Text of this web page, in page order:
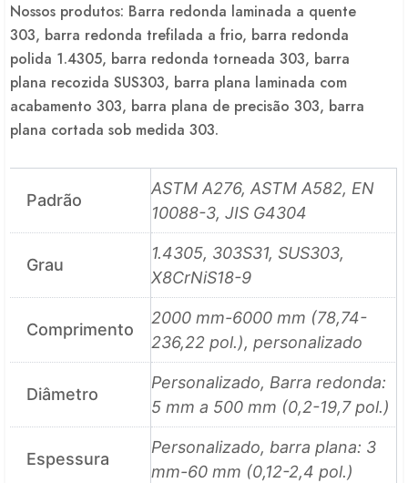
Nossos produtos: Barra redonda laminada a quente
303, barra redonda trefilada a frio, barra redonda
polida 1.4305, barra redonda torneada 303, barra
plana recozida SUS303, barra plana laminada com
acabamento 303, barra plana de precisão 303, barra
plana cortada sob medida 303.
Padrão
ASTM A276, ASTM A582, EN
10088-3, JIS G4304
Grau
1.4305, 303S31, SUS303,
X8CrNiS18-9
Comprimento
2000 mm-6000 mm (78,74-
236,22 pol.), personalizado
Diâmetro
Personalizado, Barra redonda:
5 mm a 500 mm (0,2-19,7 pol.)
Espessura
Personalizado, barra plana: 3
mm-60 mm (0,12-2,4 pol.)